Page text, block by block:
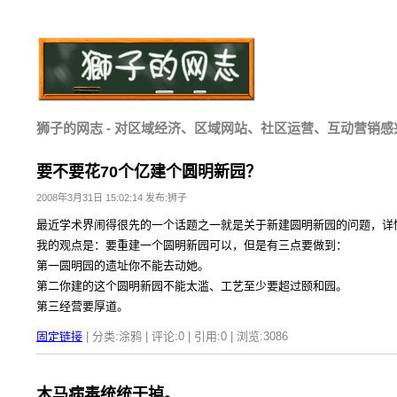
狮子的网志 - 对区域经济、区域网站、社区运营、互动营销感
要不要花70个亿建个圆明新园？
2008年3月31日 15:02:14 发布:狮子
最近学术界闹得很先的一个话题之一就是关于新建圆明新园的问题，详
我的观点是：要重建一个圆明新园可以，但是有三点要做到：
第一圆明园的遗址你不能去动她。
第二你建的这个圆明新园不能太滥、工艺至少要超过颐和园。
第三经营要厚道。
固定链接 | 分类:涂鸦 | 评论:0 | 引用:0 | 浏览:3086